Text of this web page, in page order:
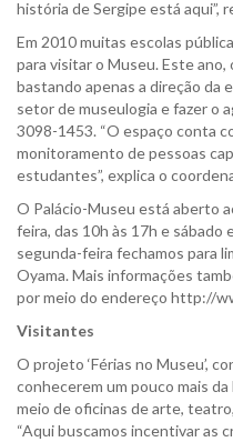
história de Sergipe está aqui”,
Em 2010 muitas escolas
para visitar o Museu. Este
bastando apenas a direção da
setor de museulogia e fazer o
3098-1453. “O espaço conta
monitoramento de pessoas
estudantes”, explica o
O Palácio-Museu está aberto
feira, das 10h às 17h e sábado
segunda-feira fechamos para
Oyama. Mais informações
por meio do endereço http://
Visitantes
O projeto ‘Férias no Museu’,
conhecerem um pouco mais
meio de oficinas de arte,
“Aqui buscamos incentivar as